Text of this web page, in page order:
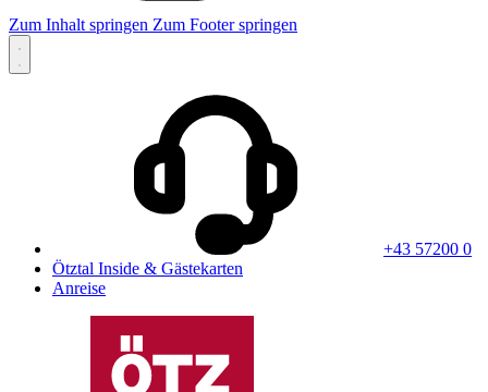
Zum Inhalt springen Zum Footer springen
+43 57200 0
Ötztal Inside & Gästekarten
Anreise